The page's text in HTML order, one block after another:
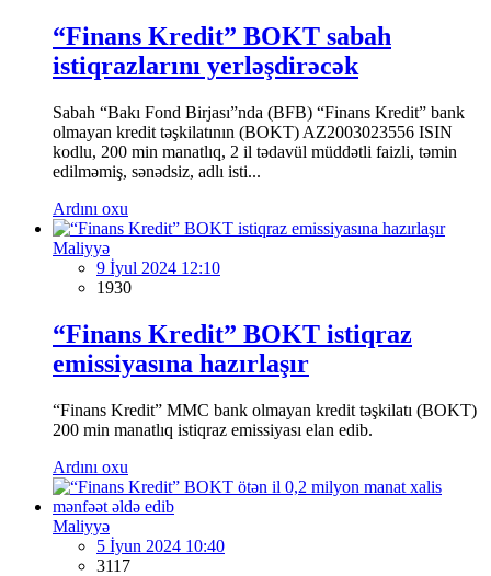
“Finans Kredit” BOKT sabah
istiqrazlarını yerləşdirəcək
Sabah “Bakı Fond Birjası”nda (BFB) “Finans Kredit” bank
olmayan kredit təşkilatının (BOKT) AZ2003023556 ISIN
kodlu, 200 min manatlıq, 2 il tədavül müddətli faizli, təmin
edilməmiş, sənədsiz, adlı isti...
Ardını oxu
Maliyyə
9 İyul 2024 12:10
1930
“Finans Kredit” BOKT istiqraz
emissiyasına hazırlaşır
“Finans Kredit” MMC bank olmayan kredit təşkilatı (BOKT)
200 min manatlıq istiqraz emissiyası elan edib.
Ardını oxu
Maliyyə
5 İyun 2024 10:40
3117